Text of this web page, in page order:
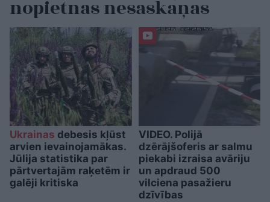
nopietnas nesaskaņas
Ukrainas debesis kļūst
arvien ievainojamākas.
Jūlija statistika par
pārtvertajām raķetēm ir
galēji kritiska
VIDEO. Polijā
dzērājšoferis ar salmu
piekabi izraisa avāriju
un apdraud 500
vilciena pasažieru
dzīvības